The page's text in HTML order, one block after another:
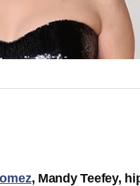
, Mandy Teefey,